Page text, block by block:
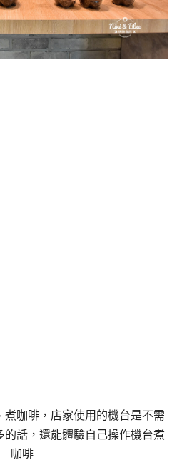
咖啡，店家使用的機台是不需
的話，還能體驗自己操作機台煮
咖啡